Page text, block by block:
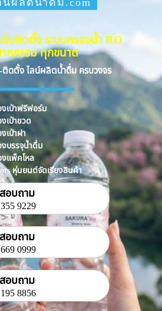
บติดตั้ง ระบบกรองน้ำ RO
หกรรม ทุกขนาด
-ติดตั้ง ไลน์ผลิตน้ำดื่ม ครบวงจร
งเป่าฟรีฟอร์ม
เป่าขวด
เป่าฝา
งบรรจุน้ำดื่ม
งแพ็คโหล
หุ่นยนต์จัดเรียงสินค้า
อบถาม
9229
อบถาม
0999
อบถาม
8856